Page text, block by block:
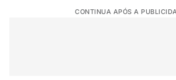
CONTINUA APÓS A